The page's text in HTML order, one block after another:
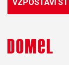
VZPOSTAVI